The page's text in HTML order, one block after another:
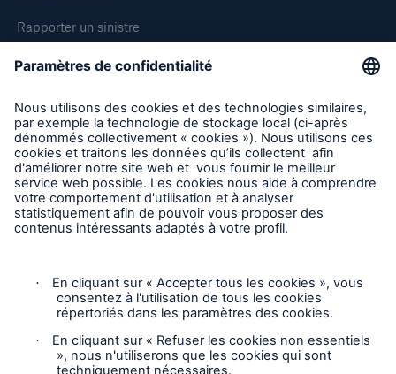
Rapporter un sinistre
Demande de soumission d'assurance - Bris des équipments
Demander une inspection
Suivre HSB Canada
Vie privée
Mentions légales